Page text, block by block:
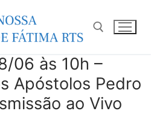
06 às 10h –
Apóstolos Pedro
ao Vivo